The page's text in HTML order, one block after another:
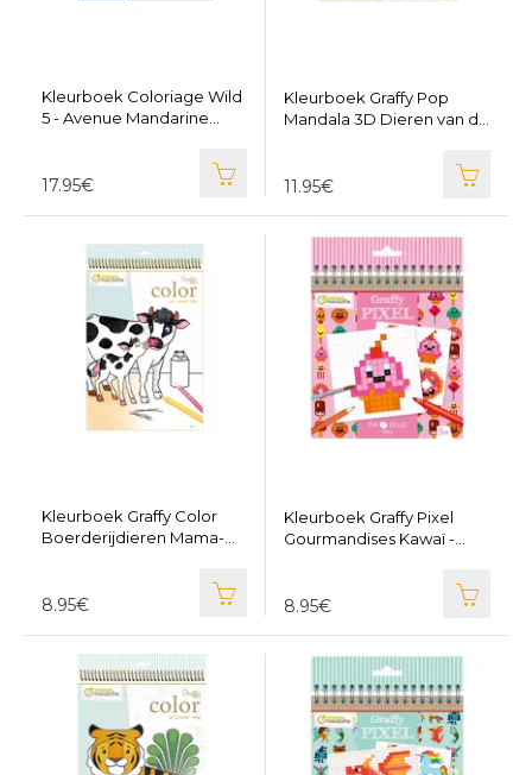
Kleurboek Coloriage Wild
5 - Avenue Mandarine
17.95€
Kleurboek Graffy Pop
Mandala 3D Dieren van de
11.95€
Kleurboek Graffy Color
Boerderijdieren Mama-
8.95€
Kleurboek Graffy Pixel
Gourmandises Kawaï -
8.95€